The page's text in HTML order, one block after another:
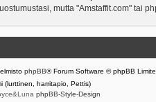
mutta "Amstaffit.com" tai
phpBB® Forum Software © phpBB
(lurttinen, harritapio, Pettis)
phpBB-Style-Design